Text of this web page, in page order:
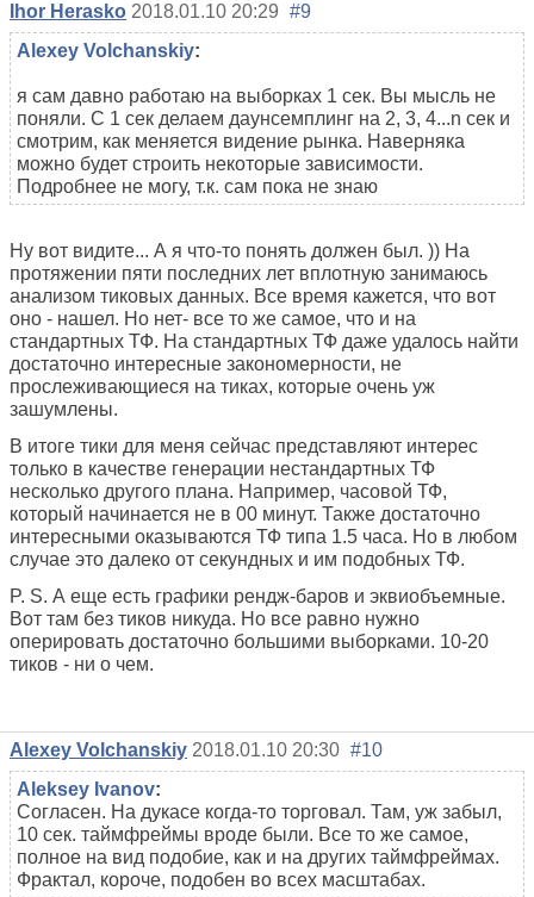
Ihor Herasko 2018.01.10 20:29 #9
Alexey Volchanskiy:
я сам давно работаю на выборках 1 сек. Вы мысль не
поняли. С 1 сек делаем даунсемплинг на 2, 3, 4...n сек и
смотрим, как меняется видение рынка. Наверняка
можно будет строить некоторые зависимости.
Подробнее не могу, т.к. сам пока не знаю
Ну вот видите... А я что-то понять должен был. )) На
протяжении пяти последних лет вплотную занимаюсь
анализом тиковых данных. Все время кажется, что вот
оно - нашел. Но нет- все то же самое, что и на
стандартных ТФ. На стандартных ТФ даже удалось найти
достаточно интересные закономерности, не
прослеживающиеся на тиках, которые очень уж
зашумлены.
В итоге тики для меня сейчас представляют интерес
только в качестве генерации нестандартных ТФ
несколько другого плана. Например, часовой ТФ,
который начинается не в 00 минут. Также достаточно
интересными оказываются ТФ типа 1.5 часа. Но в любом
случае это далеко от секундных и им подобных ТФ.
P. S. А еще есть графики рендж-баров и эквиобъемные.
Вот там без тиков никуда. Но все равно нужно
оперировать достаточно большими выборками. 10-20
тиков - ни о чем.
Alexey Volchanskiy 2018.01.10 20:30 #10
Aleksey Ivanov:
Согласен. На дукасе когда-то торговал. Там, уж забыл,
10 сек. таймфреймы вроде были. Все то же самое,
полное на вид подобие, как и на других таймфреймах.
Фрактал, короче, подобен во всех масштабах.